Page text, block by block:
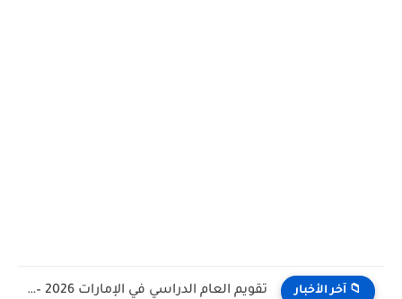
📁 آخر الأخبار تقويم العام الدراسي في الإمارات 2026 – 2027 - مواعيد...